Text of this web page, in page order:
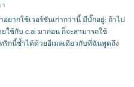
า
ยากใช้เวอร์ชันเก่ากว่านี้ มีบั๊กอยู่: ถ้าไป
ยใช้กับ c.ai มาก่อน ก็จะสามารถใช้
ริกนี้ซ้ำได้ด้วยอีเมลเดียวกับที่ฉันพูดถึง